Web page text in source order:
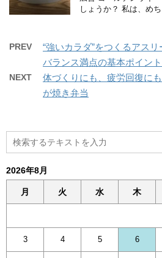
しょうか？ 私は、め
PREV
“強いカラダ”をつくるアス
バランス満点の基本ポイン
NEXT
体づくりにも、疲労回復に
が焼き弁当
2026年8月
月 火 水 木
3 4 5 6